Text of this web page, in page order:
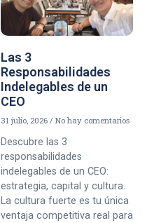
Las 3
Responsabilidades
Indelegables de un
CEO
31 julio, 2026 No hay comentarios
Descubre las 3
responsabilidades
indelegables de un CEO:
estrategia, capital y cultura.
La cultura fuerte es tu única
ventaja competitiva real para